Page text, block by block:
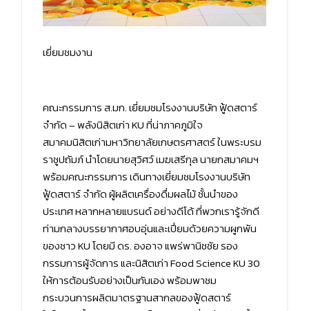
เยี่ยมชมงาน
คณะกรรมการ ส.มก. เยี่ยมชมโรงงานบริษัท ฟู้ดสตาร์
จำกัด – พลังนิสิตเก่า KU ที่น่าภาคภูมิใจ
สมาคมนิสิตเก่ามหาวิทยาลัยเกษตรศาสตร์ ในพระบรม
ราชูปถัมภ์ นำโดยนายสุวิศว์ เมฆเสรีกุล นายกสมาคมฯ
พร้อมคณะกรรมการ เดินทางเยี่ยมชมโรงงานบริษัท
ฟู้ดสตาร์ จำกัด ผู้ผลิตเครื่องดื่มผลไม้ ชั้นนำของ
ประเทศ หลากหลายแบรนด์ อย่างดีโด้ ที่พวกเรารู้จักดี
ท่ามกลางบรรยากาศอบอุ่นและเปี่ยมด้วยความผูกพัน
ของชาว KU โดยมี ดร. องอาจ แพร่พานิชชัย รอง
กรรมการผู้จัดการ และนิสิตเก่า Food Science KU 30
ให้การต้อนรับอย่างเป็นกันเอง พร้อมพาชม
กระบวนการผลิตมาตรฐานสากลของฟู้ดสตาร์